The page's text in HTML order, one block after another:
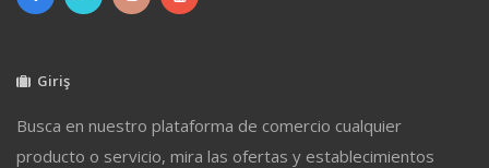
Giriş
Busca en nuestro plataforma de comercio cualquier
producto o servicio, mira las ofertas y establecimientos